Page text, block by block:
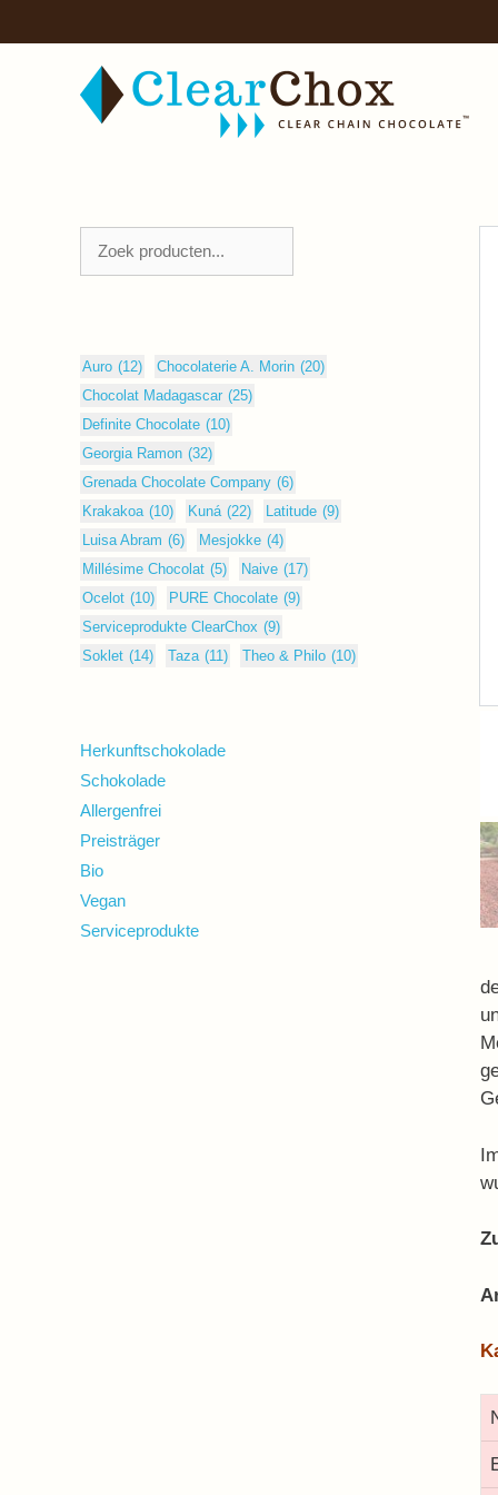
Inhalt
Auro (12) Chocolaterie A. Morin (20)
Chocolat Madagascar (25)
Definite Chocolate (10)
Georgia Ramon (32)
Grenada Chocolate Company (6)
Krakakoa (10) Kuná (22) Latitude (9)
Luisa Abram (6) Mesjokke (4)
Millésime Chocolat (5) Naive (17)
Ocelot (10) PURE Chocolate (9)
Serviceprodukte ClearChox (9)
Soklet (14) Taza (11) Theo & Philo (10)
Herkunftschokolade
Schokolade
Allergenfrei
Preisträger
Bio
Vegan
Serviceprodukte